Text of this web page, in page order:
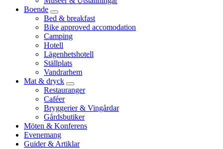
Boende
Bed & breakfast
Bike approved accomodation
Camping
Hotell
Lägenhetshotell
Ställplats
Vandrarhem
Mat & dryck
Restauranger
Caféer
Bryggerier & Vingårdar
Gårdsbutiker
Möten & Konferens
Evenemang
Guider & Artiklar